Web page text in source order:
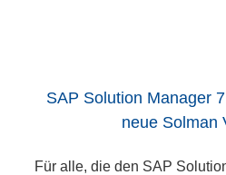
SAP Solution Manager
neue Solman
Für alle, die den SAP